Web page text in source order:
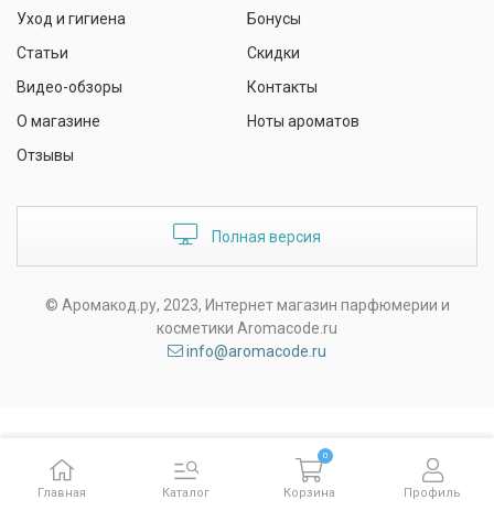
Уход и гигиена
Статьи
Видео-обзоры
О магазине
Отзывы
Бонусы
Скидки
Контакты
Ноты ароматов
Полная версия
© Аромакод.ру, 2023, Интернет магазин парфюмерии и
косметики Aromacode.ru
info@aromacode.ru
Главная Каталог Корзина
0
Профиль